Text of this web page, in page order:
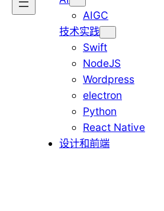
AIGC
技术实践
Swift
NodeJS
Wordpress
electron
Python
React Native
设计和前端